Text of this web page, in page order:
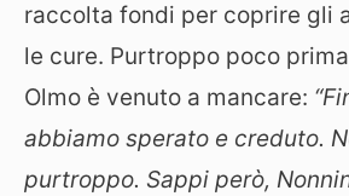
raccolta fondi per coprire gli
le cure. Purtroppo poco
Olmo è venuto a mancare:
abbiamo sperato e creduto.
purtroppo. Sappi però,